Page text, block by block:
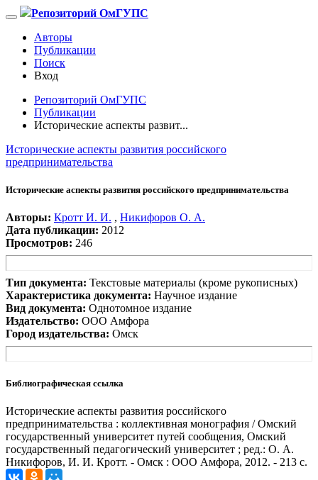
Репозиторий ОмГУПС
Авторы
Публикации
Поиск
Вход
Репозиторий ОмГУПС
Публикации
Исторические аспекты развит...
Исторические аспекты развития российского
предпринимательства
Исторические аспекты развития российского предпринимательства
Авторы: Кротт И. И. , Никифоров О. А.
Дата публикации: 2012
Просмотров: 246
Тип документа: Текстовые материалы (кроме рукописных)
Характеристика документа: Научное издание
Вид документа: Однотомное издание
Издательство: ООО Амфора
Город издательства: Омск
Библиографическая ссылка
Исторические аспекты развития российского
предпринимательства : коллективная монография / Омский
государственный университет путей сообщения, Омский
государственный педагогический университет ; ред.: О. А.
Никифоров, И. И. Кротт. - Омск : ООО Амфора, 2012. - 213 с.